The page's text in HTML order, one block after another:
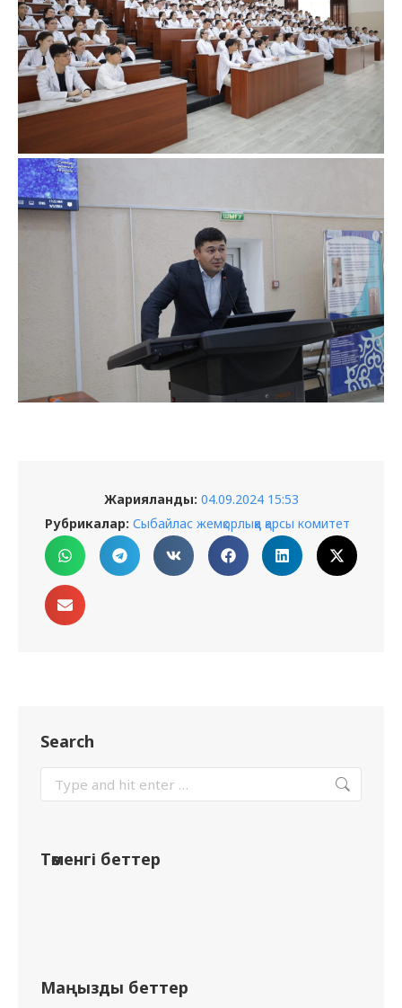
Жарияланды: 04.09.2024 15:53
Рубрикалар: Сыбайлас жемқорлыққа қарсы комитет
Search
Төменгі беттер
Маңызды беттер